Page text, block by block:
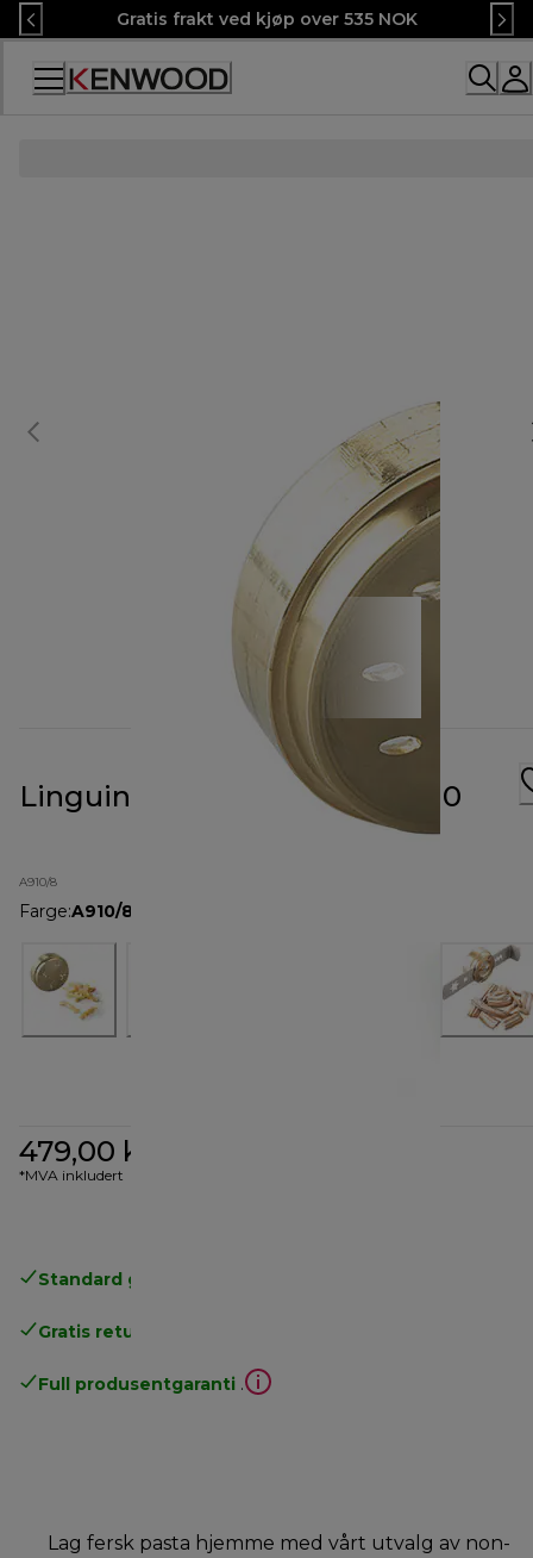
Skip
to
Content
Gratis frakt ved kjøp over 535 NOK
Linguine Pasta Metal Die A910
A910/8
Farge:A910/8
479,00 kr
*MVA inkludert
Standard gratis levering
Gratis retur
Full produsentgaranti .
Lag fersk pasta hjemme med vårt utvalg av non-